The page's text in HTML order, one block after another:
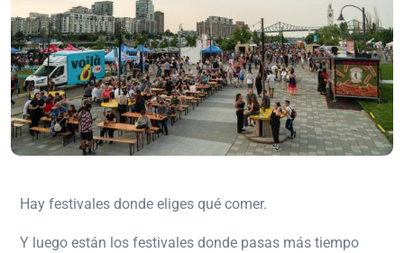
Hay festivales donde eliges qué comer.
Y luego están los festivales donde pasas más tiempo